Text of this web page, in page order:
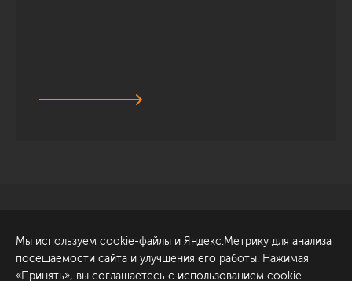
Обсудить проект
ул. Академика Павлова, 6
к1
Мы используем cookie-файлы и Яндекс.Метрику для анализа
посещаемости сайта и улучшения его работы. Нажимая
«Принять», вы соглашаетесь с использованием cookie-